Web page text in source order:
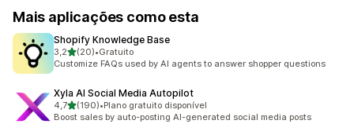
Mais aplicações como esta
Shopify Knowledge Base
3,2de 5 estrelas
(20)
20 total de avaliações
•Gratuito
Customize FAQs used by AI agents to answer shopper questions
Xyla AI Social Media Autopilot
4,7de 5 estrelas
(190)
190 total de avaliações
•Plano gratuito disponível
Boost sales by auto-posting AI-generated social media posts